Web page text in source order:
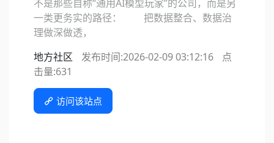
不是那些自称“通用AI模型玩家”的公司，而是另
一类更务实的路径： 把数据整合、数据治
理做深做透，
地方社区
发布时间:2026-02-09 03:12:16
点
击量:631
访问该站点